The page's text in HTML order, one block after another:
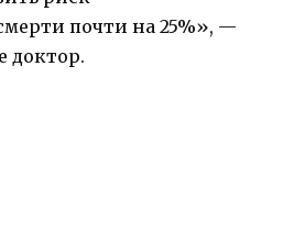
почти на 25%», —
доктор.